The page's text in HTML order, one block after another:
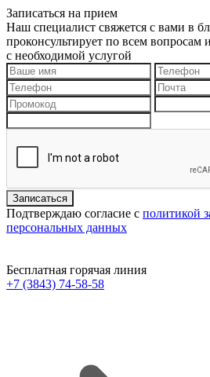
Записаться на прием
Наш специалист свяжется с вами в
проконсультирует по всем вопросам
с необходимой услугой
Подтверждаю согласие с политикой
персональных данных
Бесплатная горячая линия
+7 (3843) 74-58-58